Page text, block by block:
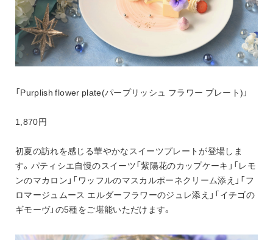
「Purplish flower plate(パープリッシュ フラワー プレート)」
1,870円
初夏の訪れを感じる華やかなスイーツプレートが登場しま
す。パティシエ自慢のスイーツ「紫陽花のカップケーキ」「レモ
ンのマカロン」「ワッフルのマスカルポーネクリーム添え」「フ
ロマージュムース エルダーフラワーのジュレ添え」「イチゴの
ギモーヴ」の5種をご堪能いただけます。